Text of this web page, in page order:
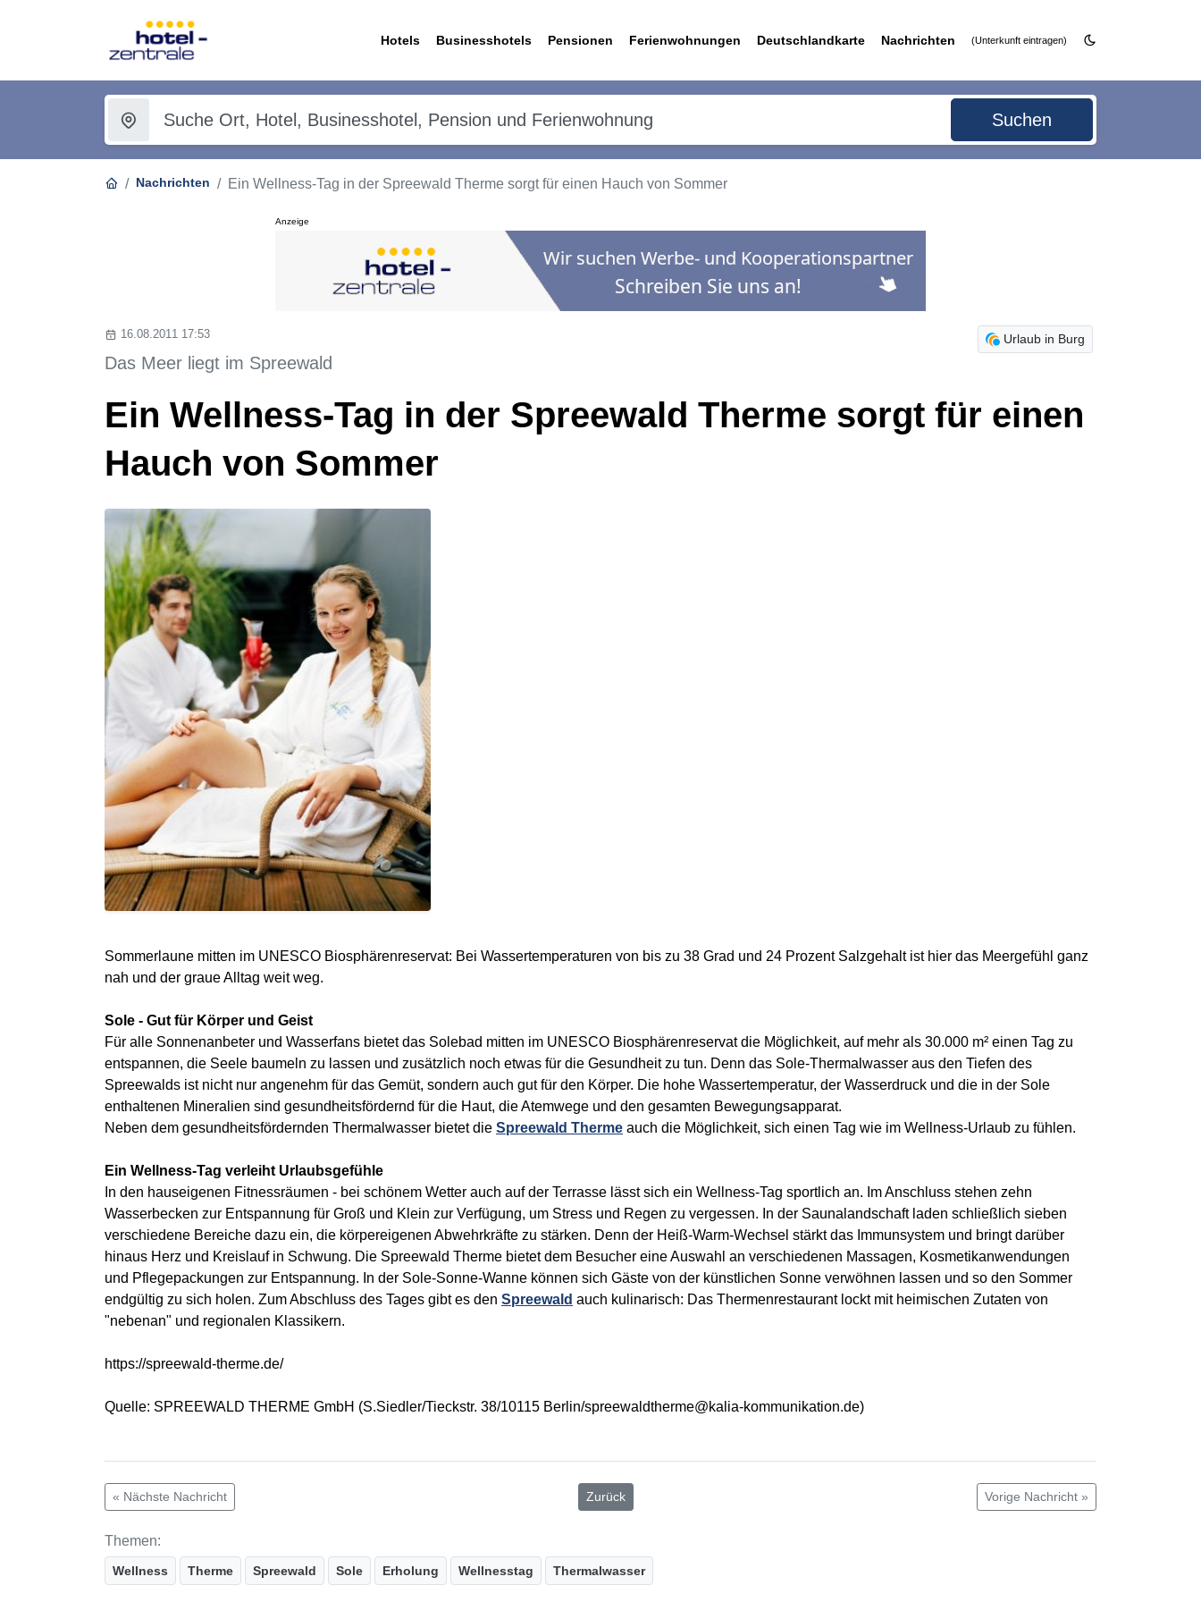
Hotels Businesshotels Pensionen Ferienwohnungen Deutschlandkarte Nachrichten (Unterkunft eintragen)
Suchen
Nachrichten Ein Wellness-Tag in der Spreewald Therme sorgt für einen Hauch von Sommer
Anzeige
Urlaub in Burg
16.08.2011 17:53
Das Meer liegt im Spreewald
Ein Wellness-Tag in der Spreewald Therme sorgt für einen
Hauch von Sommer
Sommerlaune mitten im UNESCO Biosphärenreservat: Bei Wassertemperaturen von bis zu 38 Grad und 24 Prozent Salzgehalt ist hier das Meergefühl ganz
nah und der graue Alltag weit weg.
Sole - Gut für Körper und Geist
Für alle Sonnenanbeter und Wasserfans bietet das Solebad mitten im UNESCO Biosphärenreservat die Möglichkeit, auf mehr als 30.000 m² einen Tag zu
entspannen, die Seele baumeln zu lassen und zusätzlich noch etwas für die Gesundheit zu tun. Denn das Sole-Thermalwasser aus den Tiefen des
Spreewalds ist nicht nur angenehm für das Gemüt, sondern auch gut für den Körper. Die hohe Wassertemperatur, der Wasserdruck und die in der Sole
enthaltenen Mineralien sind gesundheitsfördernd für die Haut, die Atemwege und den gesamten Bewegungsapparat.
Neben dem gesundheitsfördernden Thermalwasser bietet die Spreewald Therme auch die Möglichkeit, sich einen Tag wie im Wellness-Urlaub zu fühlen.
Ein Wellness-Tag verleiht Urlaubsgefühle
In den hauseigenen Fitnessräumen - bei schönem Wetter auch auf der Terrasse lässt sich ein Wellness-Tag sportlich an. Im Anschluss stehen zehn
Wasserbecken zur Entspannung für Groß und Klein zur Verfügung, um Stress und Regen zu vergessen. In der Saunalandschaft laden schließlich sieben
verschiedene Bereiche dazu ein, die körpereigenen Abwehrkräfte zu stärken. Denn der Heiß-Warm-Wechsel stärkt das Immunsystem und bringt darüber
hinaus Herz und Kreislauf in Schwung. Die Spreewald Therme bietet dem Besucher eine Auswahl an verschiedenen Massagen, Kosmetikanwendungen
und Pflegepackungen zur Entspannung. In der Sole-Sonne-Wanne können sich Gäste von der künstlichen Sonne verwöhnen lassen und so den Sommer
endgültig zu sich holen. Zum Abschluss des Tages gibt es den Spreewald auch kulinarisch: Das Thermenrestaurant lockt mit heimischen Zutaten von
"nebenan" und regionalen Klassikern.
https://spreewald-therme.de/
Quelle: SPREEWALD THERME GmbH (S.Siedler/Tieckstr. 38/10115 Berlin/spreewaldtherme@kalia-kommunikation.de)
« Nächste Nachricht Zurück Vorige Nachricht »
Themen:
Wellness Therme Spreewald Sole Erholung Wellnesstag Thermalwasser